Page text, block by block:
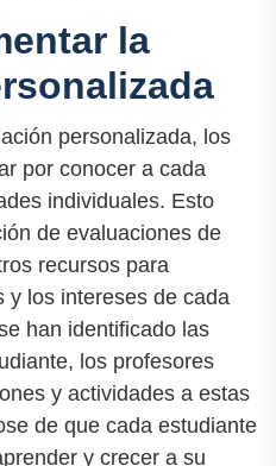
la
personalizada, los
por conocer a cada
individuales. Esto
de evaluaciones de
recursos para
y los intereses de cada
han identificado las
los profesores
y actividades a estas
de que cada estudiante
y crecer a su